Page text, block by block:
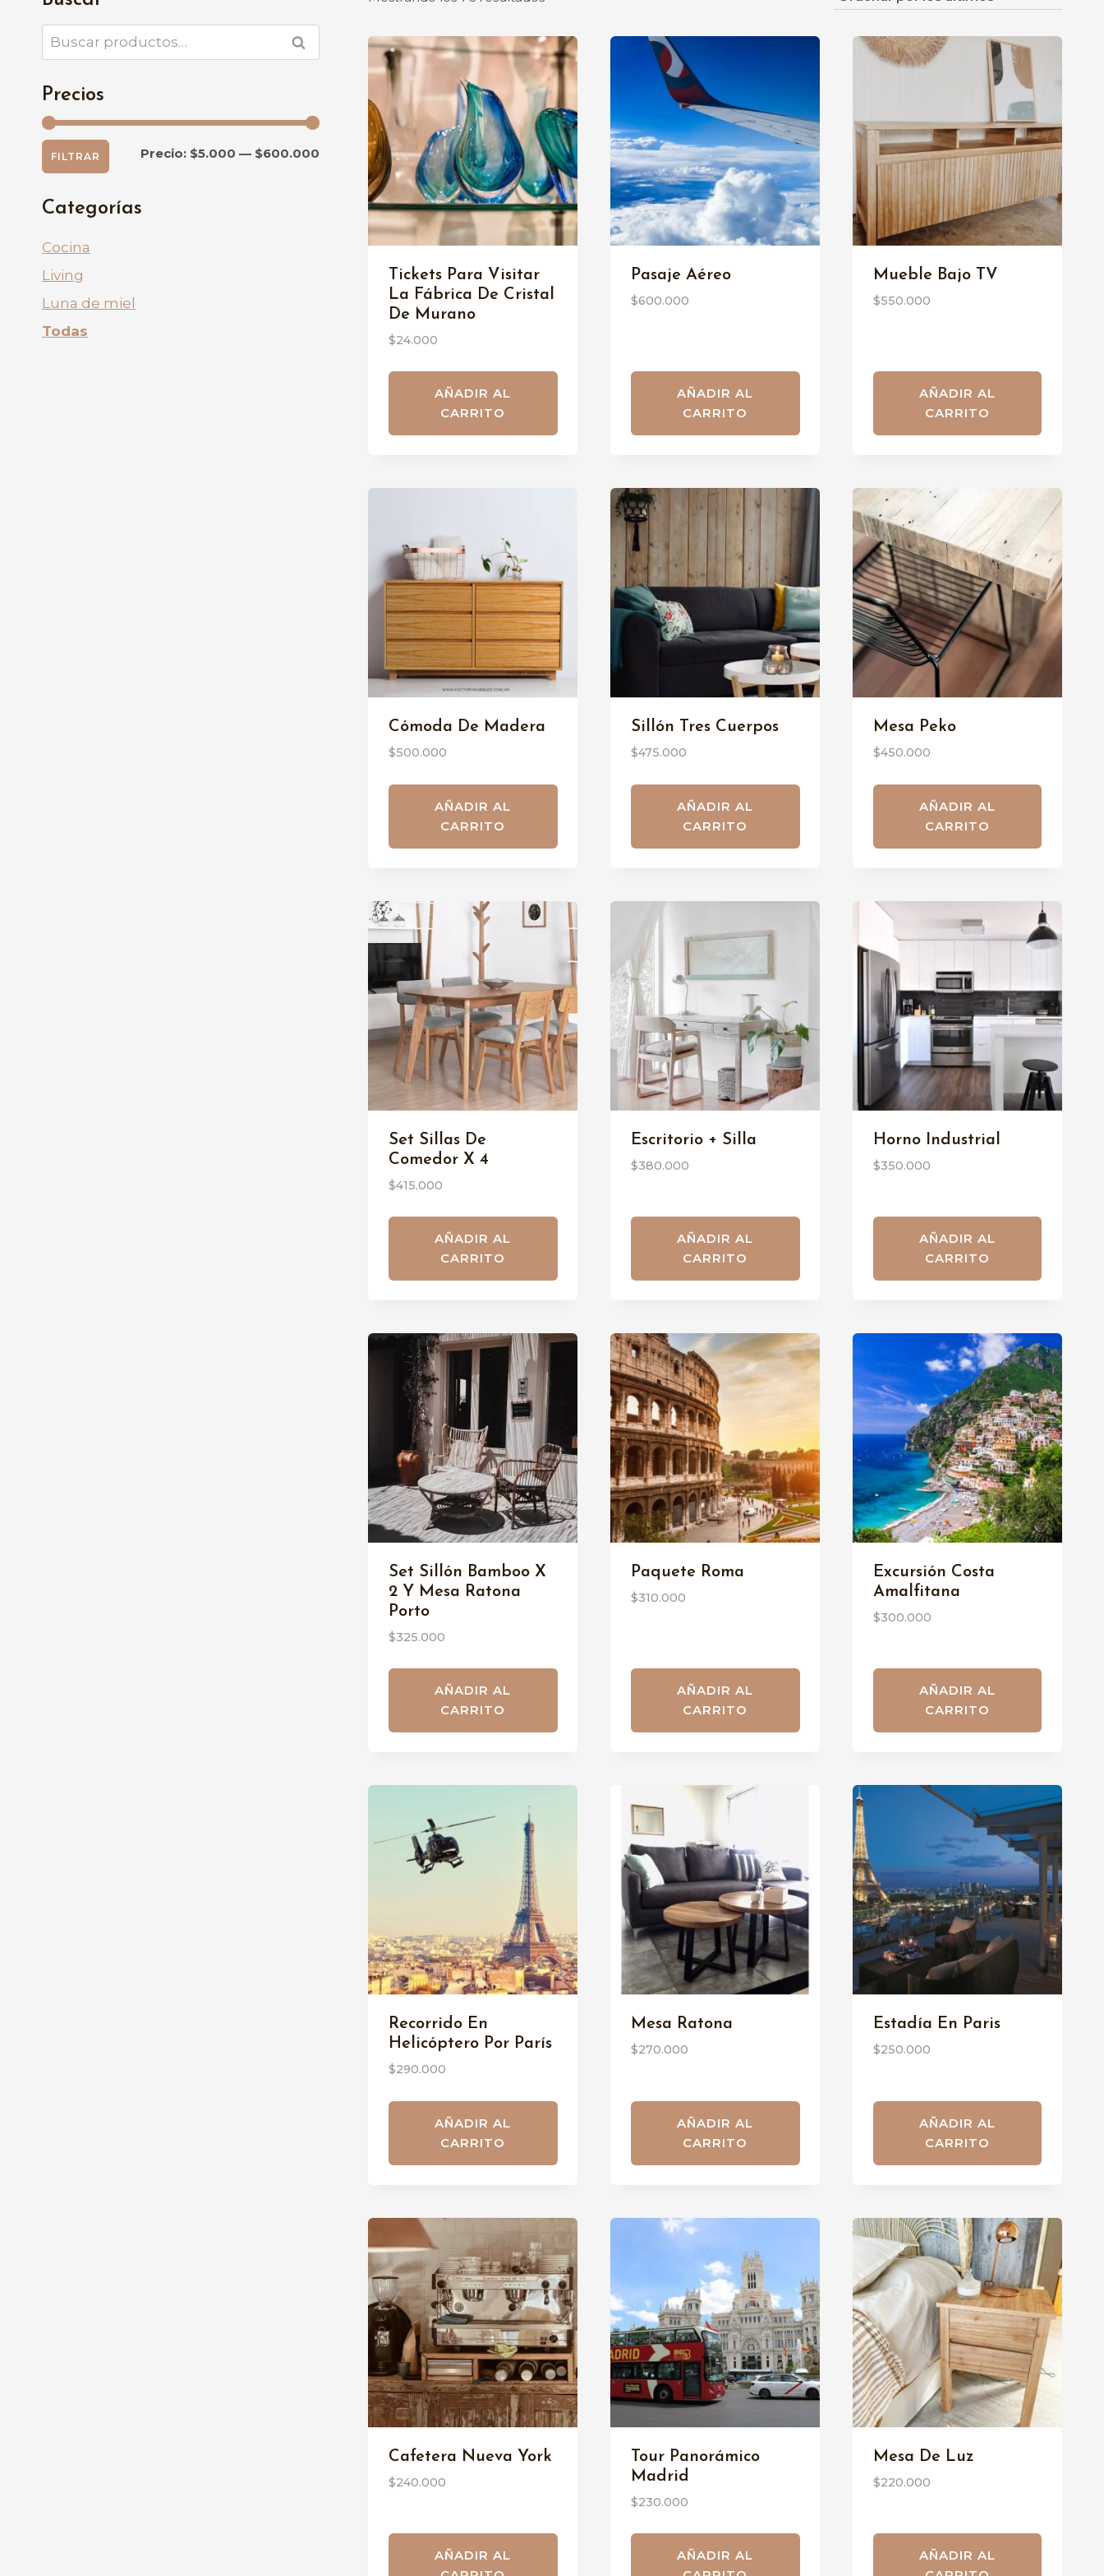
los
últimos
Tickets Para Visitar
La Fábrica De Cristal
De Murano
$24.000
AÑADIR AL
CARRITO
Pasaje Aéreo
$600.000
AÑADIR AL
CARRITO
Mueble Bajo TV
$550.000
AÑADIR AL
CARRITO
Cómoda De Madera
$500.000
AÑADIR AL
CARRITO
Sillón Tres Cuerpos
$475.000
AÑADIR AL
CARRITO
Mesa Peko
$450.000
AÑADIR AL
CARRITO
Set Sillas De
Comedor X 4
$415.000
AÑADIR AL
CARRITO
Escritorio + Silla
$380.000
AÑADIR AL
CARRITO
Horno Industrial
$350.000
AÑADIR AL
CARRITO
Set Sillón Bamboo X
2 Y Mesa Ratona
Porto
$325.000
AÑADIR AL
CARRITO
Paquete Roma
$310.000
AÑADIR AL
CARRITO
Excursión Costa
Amalfitana
$300.000
AÑADIR AL
CARRITO
Recorrido En
Helicóptero Por París
$290.000
AÑADIR AL
CARRITO
Mesa Ratona
$270.000
AÑADIR AL
CARRITO
Estadía En Paris
$250.000
AÑADIR AL
CARRITO
Cafetera Nueva York
$240.000
AÑADIR AL
Tour Panorámico
Madrid
$230.000
AÑADIR AL
Mesa De Luz
$220.000
AÑADIR AL
Buscar
por:
BUSCAR
Precios
Precio
mínimo
Precio
máximo
FILTRAR Precio: $5.000 — $600.000
Categorías
Cocina
Living
Luna de miel
Todas